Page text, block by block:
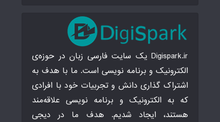
Digispark.ir یک سایت فارسی زبان در حوزه‌ی
الکترونیک و برنامه نویسی است. ما با هدف به
اشتراک گذاری دانش و تجربیات خود با افرادی
که به الکترونیک و برنامه نویسی علاقه‌مند
هستند، ایجاد شدیم. هدف ما در دیجی